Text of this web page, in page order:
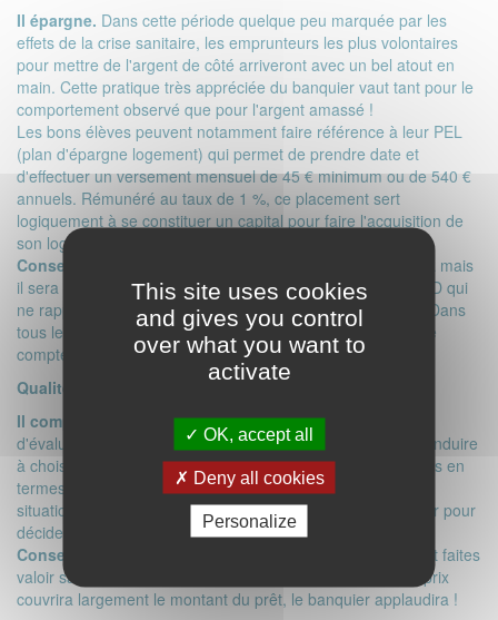
Il épargne. Dans cette période quelque peu marquée par les
effets de la crise sanitaire, les emprunteurs les plus volontaires
pour mettre de l'argent de côté arriveront avec un bel atout en
main. Cette pratique très appréciée du banquier vaut tant pour le
comportement observé que pour l'argent amassé !
Les bons élèves peuvent notamment faire référence à leur PEL
(plan d'épargne logement) qui permet de prendre date et
d'effectuer un versement mensuel de 45 € minimum ou de 540 €
annuels. Rémunéré au taux de 1 %, ce placement sert
logiquement à se constituer un capital pour faire l'acquisition de
son logement.
Conseil :
vous pouvez préférer un autre placement au PEL mais
il sera moins bien rémunéré, c'est le cas du Livret A, du LDD qui
ne rapportent que 0,5 % mais où l'argent reste disponible. Dans
tous les cas, optez pour le virement automatique afin que le
compte en question soit régulièrement abondé.
Qualité n°2 : ENTREPRENANT
Il compare.
Un projet immobilier nécessite de s'informer,
d'évaluer, de trancher… Toutes ces décisions, elles vont conduire
à choisir un bien immobilier qui offre de bonnes perspectives en
termes de valorisation et de belles qualités au niveau de sa
situation. Autant de critères que le banquier saura apprécier pour
décider d'accorder le prêt ou le refuser.
Conseil :
valorisez les atouts du bien que vous convoitez et faites
valoir sa plus-value potentielle en cas de vente. Quand le prix
couvrira largement le montant du prêt, le banquier applaudira !
This site uses cookies
and gives you control
over what you want to
activate
OK, accept all
Deny all cookies
Personalize